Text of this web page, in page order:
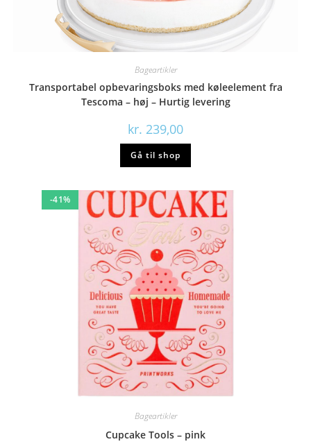
Bageartikler
Transportabel opbevaringsboks med køleelement fra
Tescoma – høj – Hurtig levering
kr. 239,00
Gå til shop
-41%
Bageartikler
Cupcake Tools – pink